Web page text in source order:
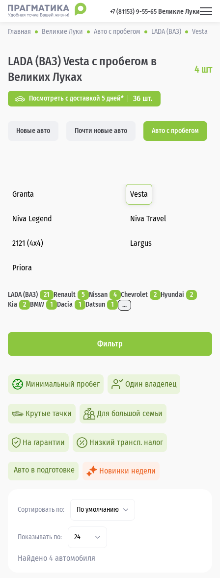
+7 (81153) 9-55-65 Великие Луки
Главная Великие Луки Авто с пробегом LADA (ВАЗ) Vesta
LADA (ВАЗ) Vesta с пробегом в
Великих Луках
4 шт
Посмотреть с доставкой 5 дней* 36 шт.
Новые авто Почти новые авто Авто с пробегом
Granta Vesta
Niva Legend Niva Travel
2121 (4x4) Largus
Priora
LADA (ВАЗ) 21 Renault 5 Nissan 4 Chevrolet 2 Hyundai
2
Kia
2 BMW 1 Dacia 1 Datsun 1 ...
Фильтр
Минимальный пробег Один владелец
Крутые тачки Для большой семьи
На гарантии Низкий трансп. налог
Авто в подготовке Новинки недели
Сортировать по: По умолчанию
Показывать по: 24
Найдено 4 автомобиля